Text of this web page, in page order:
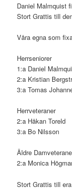
Daniel Malmquist
Stort Grattis till
Våra egna som
Herrseniorer
1:a Daniel
2:a Kristian
3:a Tomas
Herrveteraner
2:a Håkan Toreld
3:a Bo Nilsson
Äldre
2:a Monica
Stort Grattis till